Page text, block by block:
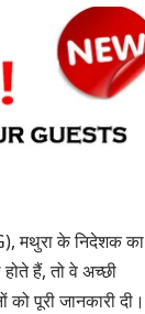
मथुरा के निदेशक का
हैं, तो वे अच्छी
पूरी जानकारी दी।